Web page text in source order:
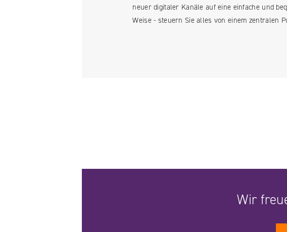
neuer digitaler Kanäle auf eine einfache und
Weise - steuern Sie alles von einem zentralen
Wir